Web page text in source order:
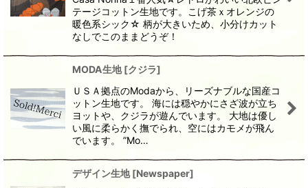
テージコットン生地です。こげ茶ｘオレンジの
暖色系シック☆ 柄が大きいため、小分けカット
なしでこのままどうぞ！
MODA生地 [クジラ]
ＵＳＡ拠点のModaから、リーズナブルな国産コ
ットン生地です。 海には穏やかにさざ波が立ち
ヨットや、クジラが遊んでいます。 大地は優し
い風に柔らかく撫でられ、空にはカモメが飛ん
でいます。 ”Mo…
デザイン生地 [Newspaper]